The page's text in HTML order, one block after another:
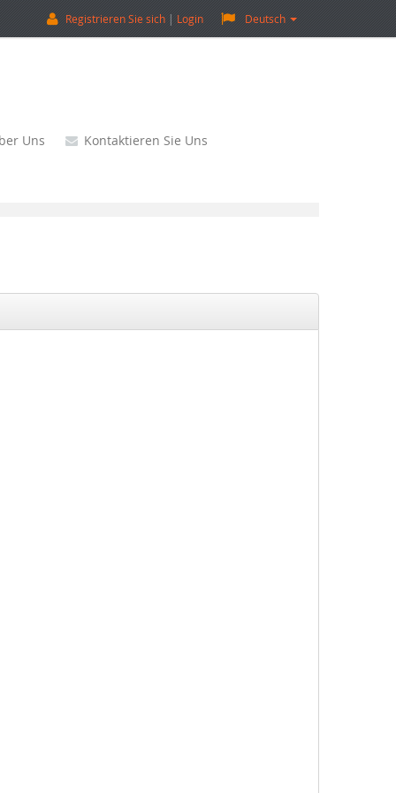
Deutsch
Registrieren Sie sich Login
Uns Kontaktieren Sie Uns